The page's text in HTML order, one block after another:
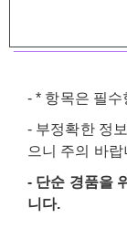
- * 항목은 필수
- 부정확한 정
으니 주의 바랍
- 단순 경품을
니다.